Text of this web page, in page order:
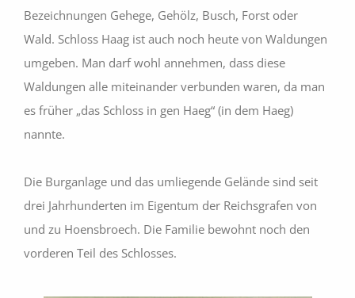
Bezeichnungen Gehege, Gehölz, Busch, Forst oder
Wald. Schloss Haag ist auch noch heute von Waldungen
umgeben. Man darf wohl annehmen, dass diese
Waldungen alle miteinander verbunden waren, da man
es früher „das Schloss in gen Haeg“ (in dem Haeg)
nannte.
Die Burganlage und das umliegende Gelände sind seit
drei Jahrhunderten im Eigentum der Reichsgrafen von
und zu Hoensbroech. Die Familie bewohnt noch den
vorderen Teil des Schlosses.